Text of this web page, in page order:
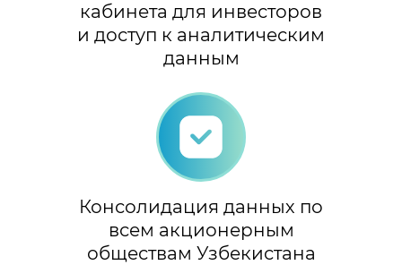
кабинета для инвесторов
и доступ к аналитическим
данным
Консолидация данных по
всем акционерным
обществам Узбекистана